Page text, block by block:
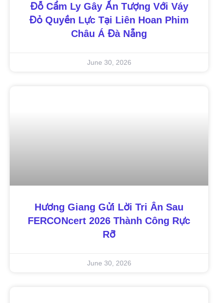
Đỗ Cẩm Ly Gây Ấn Tượng Với Váy
Đỏ Quyền Lực Tại Liên Hoan Phim
Châu Á Đà Nẵng
June 30, 2026
Hương Giang Gửi Lời Tri Ân Sau
FERCONcert 2026 Thành Công Rực
Rỡ
June 30, 2026